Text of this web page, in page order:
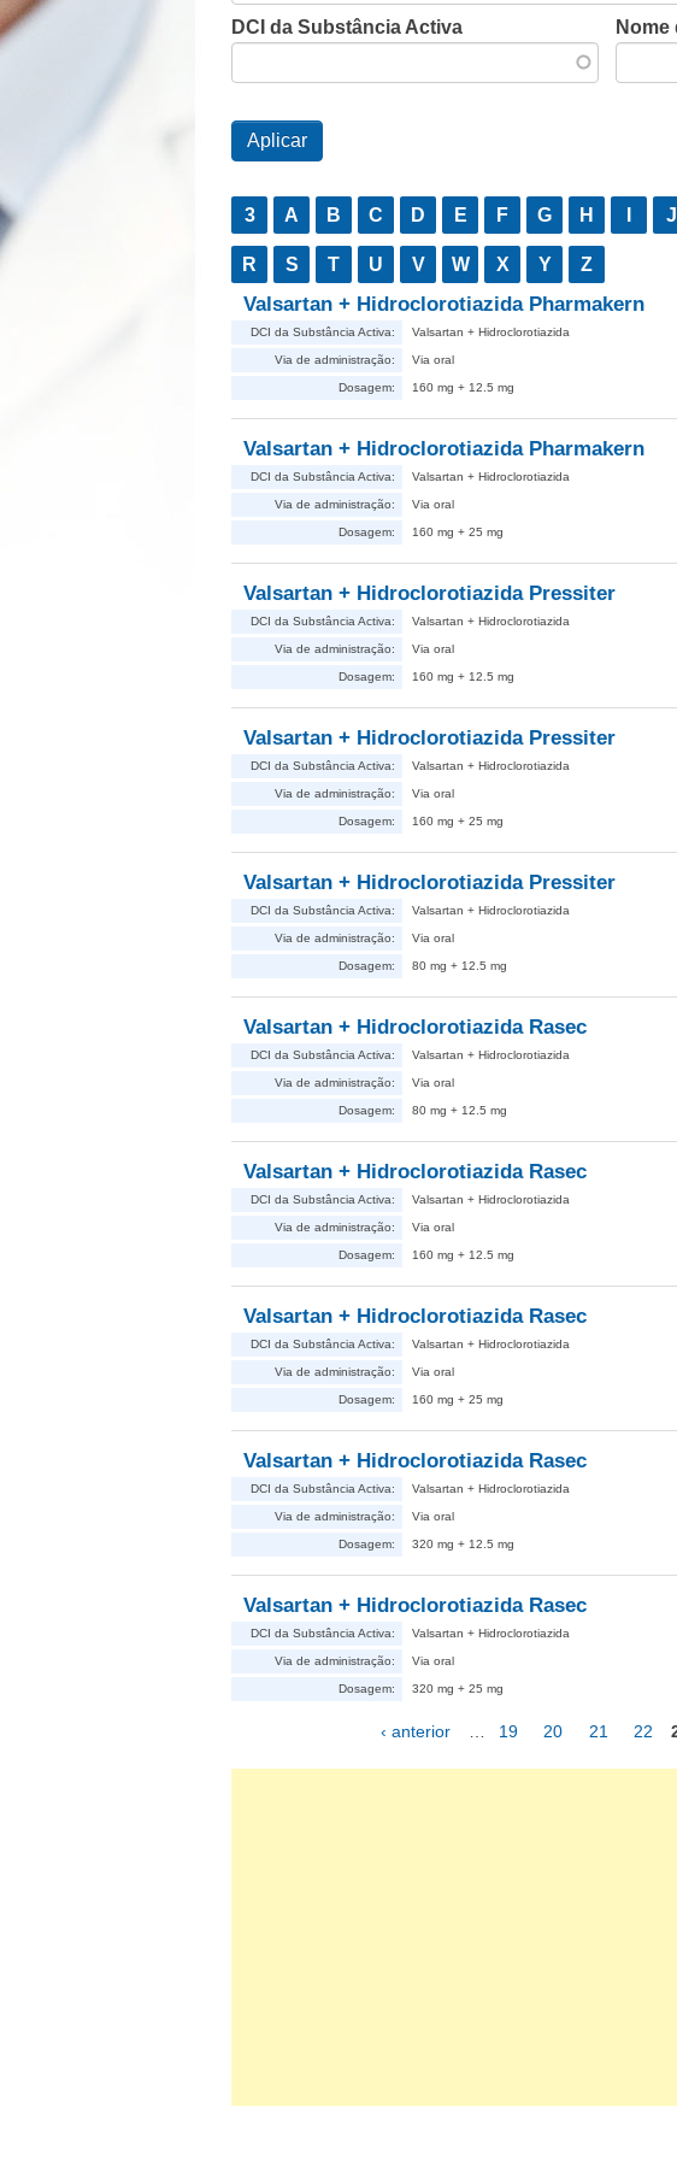
DCI da Substância Activa Nome
3 A B C D E F G H J
R S T U V W X Y Z
Valsartan + Hidroclorotiazida Pharmakern
DCI da Substância Activa: Valsartan + Hidroclorotiazida
Via de administração: Via oral
Dosagem: 160 mg + 12.5 mg
Valsartan + Hidroclorotiazida Pharmakern
DCI da Substância Activa: Valsartan + Hidroclorotiazida
Via de administração: Via oral
Dosagem: 160 mg + 25 mg
Valsartan + Hidroclorotiazida Pressiter
DCI da Substância Activa: Valsartan + Hidroclorotiazida
Via de administração: Via oral
Dosagem: 160 mg + 12.5 mg
Valsartan + Hidroclorotiazida Pressiter
DCI da Substância Activa: Valsartan + Hidroclorotiazida
Via de administração: Via oral
Dosagem: 160 mg + 25 mg
Valsartan + Hidroclorotiazida Pressiter
DCI da Substância Activa: Valsartan + Hidroclorotiazida
Via de administração: Via oral
Dosagem: 80 mg + 12.5 mg
Valsartan + Hidroclorotiazida Rasec
DCI da Substância Activa: Valsartan + Hidroclorotiazida
Via de administração: Via oral
Dosagem: 80 mg + 12.5 mg
Valsartan + Hidroclorotiazida Rasec
DCI da Substância Activa: Valsartan + Hidroclorotiazida
Via de administração: Via oral
Dosagem: 160 mg + 12.5 mg
Valsartan + Hidroclorotiazida Rasec
DCI da Substância Activa: Valsartan + Hidroclorotiazida
Via de administração: Via oral
Dosagem: 160 mg + 25 mg
Valsartan + Hidroclorotiazida Rasec
DCI da Substância Activa: Valsartan + Hidroclorotiazida
Via de administração: Via oral
Dosagem: 320 mg + 12.5 mg
Valsartan + Hidroclorotiazida Rasec
DCI da Substância Activa: Valsartan + Hidroclorotiazida
Via de administração: Via oral
Dosagem: 320 mg + 25 mg
‹ anterior 19 20 21 22